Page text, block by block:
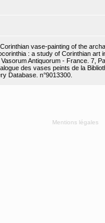
vase-painting of the
: a study of Corinthian art
Antiquorum - France. 7,
des vases peints de la
Database. n°9013300.
Mentions légales